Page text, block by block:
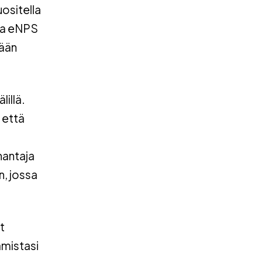
eNPS
että
jossa